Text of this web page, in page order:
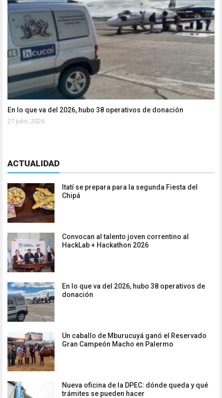
En lo que va del 2026, hubo 38 operativos de donación
27 julio, 2026
ACTUALIDAD
Itatí se prepara para la segunda Fiesta del
Chipá
Convocan al talento joven correntino al
HackLab + Hackathon 2026
En lo que va del 2026, hubo 38 operativos de
donación
Un caballo de Mburucuyá ganó el Reservado
Gran Campeón Macho en Palermo
Nueva oficina de la DPEC: dónde queda y qué
trámites se pueden hacer